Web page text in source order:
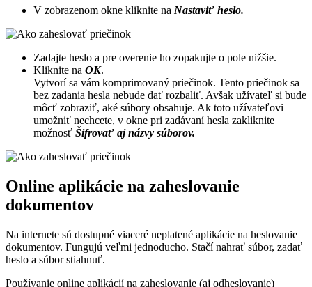
V zobrazenom okne kliknite na Nastaviť heslo.
Zadajte heslo a pre overenie ho zopakujte o pole nižšie.
Kliknite na OK.
Vytvorí sa vám komprimovaný priečinok. Tento priečinok sa
bez zadania hesla nebude dať rozbaliť. Avšak užívateľ si bude
môcť zobraziť, aké súbory obsahuje. Ak toto užívateľovi
umožniť nechcete, v okne pri zadávaní hesla zakliknite
možnosť Šifrovať aj názvy súborov.
Online aplikácie na zaheslovanie
dokumentov
Na internete sú dostupné viaceré neplatené aplikácie na heslovanie
dokumentov. Fungujú veľmi jednoducho. Stačí nahrať súbor, zadať
heslo a súbor stiahnuť.
Používanie online aplikácií na zaheslovanie (aj odheslovanie)